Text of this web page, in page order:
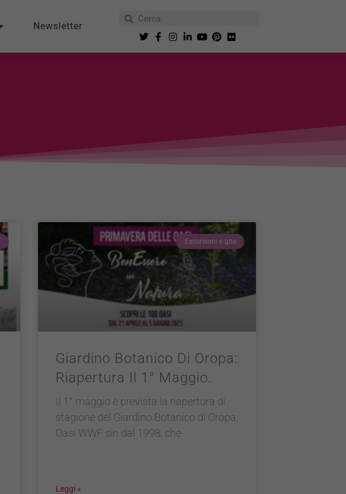
Newsletter
Escursioni e gite
Giardino Botanico Di Oropa:
Riapertura Il 1° Maggio.
Il 1° maggio è prevista la riapertura di
stagione del Giardino Botanico di Oropa,
Oasi WWF sin dal 1998, che
Leggi »